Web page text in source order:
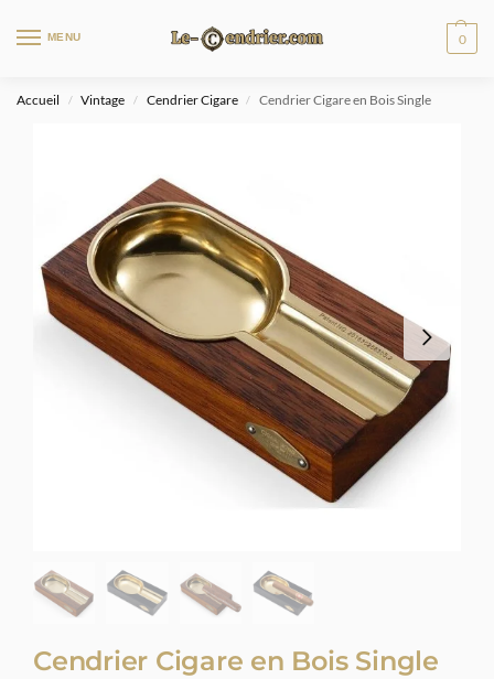
MENU 0
Accueil / Vintage / Cendrier Cigare / Cendrier Cigare en Bois Single
Cendrier Cigare en Bois Single